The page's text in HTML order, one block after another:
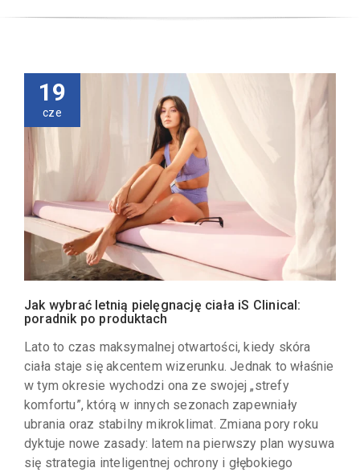
19
cze
Jak wybrać letnią pielęgnację ciała iS Clinical:
poradnik po produktach
Lato to czas maksymalnej otwartości, kiedy skóra
ciała staje się akcentem wizerunku. Jednak to właśnie
w tym okresie wychodzi ona ze swojej „strefy
komfortu”, którą w innych sezonach zapewniały
ubrania oraz stabilny mikroklimat. Zmiana pory roku
dyktuje nowe zasady: latem na pierwszy plan wysuwa
się strategia inteligentnej ochrony i głębokiego